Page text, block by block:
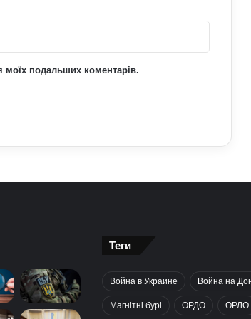
моїх подальших коментарів.
Теги
Война в Украине Война на
Магнітні бурі ОРДО ОРЛО